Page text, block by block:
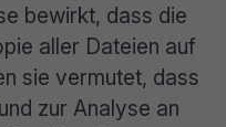
bewirkt, dass die
aller Dateien auf
sie vermutet, dass
zur Analyse an